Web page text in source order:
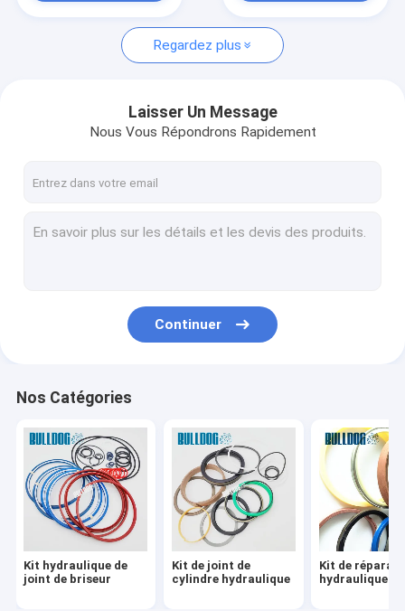
Kit hydraulique de joint de briseur
Kit de réparation hydraulique de joint
Excavatrice Cylinder Seal Kits
Kit de joint de pompe hydraulique
Regardez plus
Laisser Un Message
Nous Vous Répondrons Rapidement
Continuer
Nos Catégories
Kit hydraulique de
joint de briseur
Kit de joint de
cylindre hydraulique
Kit de
hydraulique